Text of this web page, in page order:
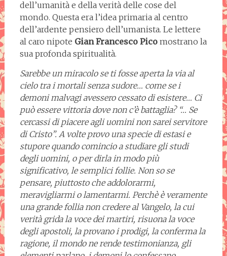
dell’umanità e della verità delle cose del
mondo. Questa era l’idea primaria al centro
dell’ardente pensiero dell’umanista. Le lettere
al caro nipote Gian Francesco Pico mostrano la
sua profonda spiritualità.
Sarebbe un miracolo se ti fosse aperta la via al
cielo tra i mortali senza sudore… come se i
demoni malvagi avessero cessato di esistere… Ci
può essere vittoria dove non c’è battaglia? “… Se
cercassi di piacere agli uomini non sarei servitore
di Cristo”. A volte provo una specie di estasi e
stupore quando comincio a studiare gli studi
degli uomini, o per dirla in modo più
significativo, le semplici follie. Non so se
pensare, piuttosto che addolorarmi,
meravigliarmi o lamentarmi. Perchè è veramente
una grande follia non credere al Vangelo, la cui
verità grida la voce dei martiri, risuona la voce
degli apostoli, la provano i prodigi, la conferma la
ragione, il mondo ne rende testimonianza, gli